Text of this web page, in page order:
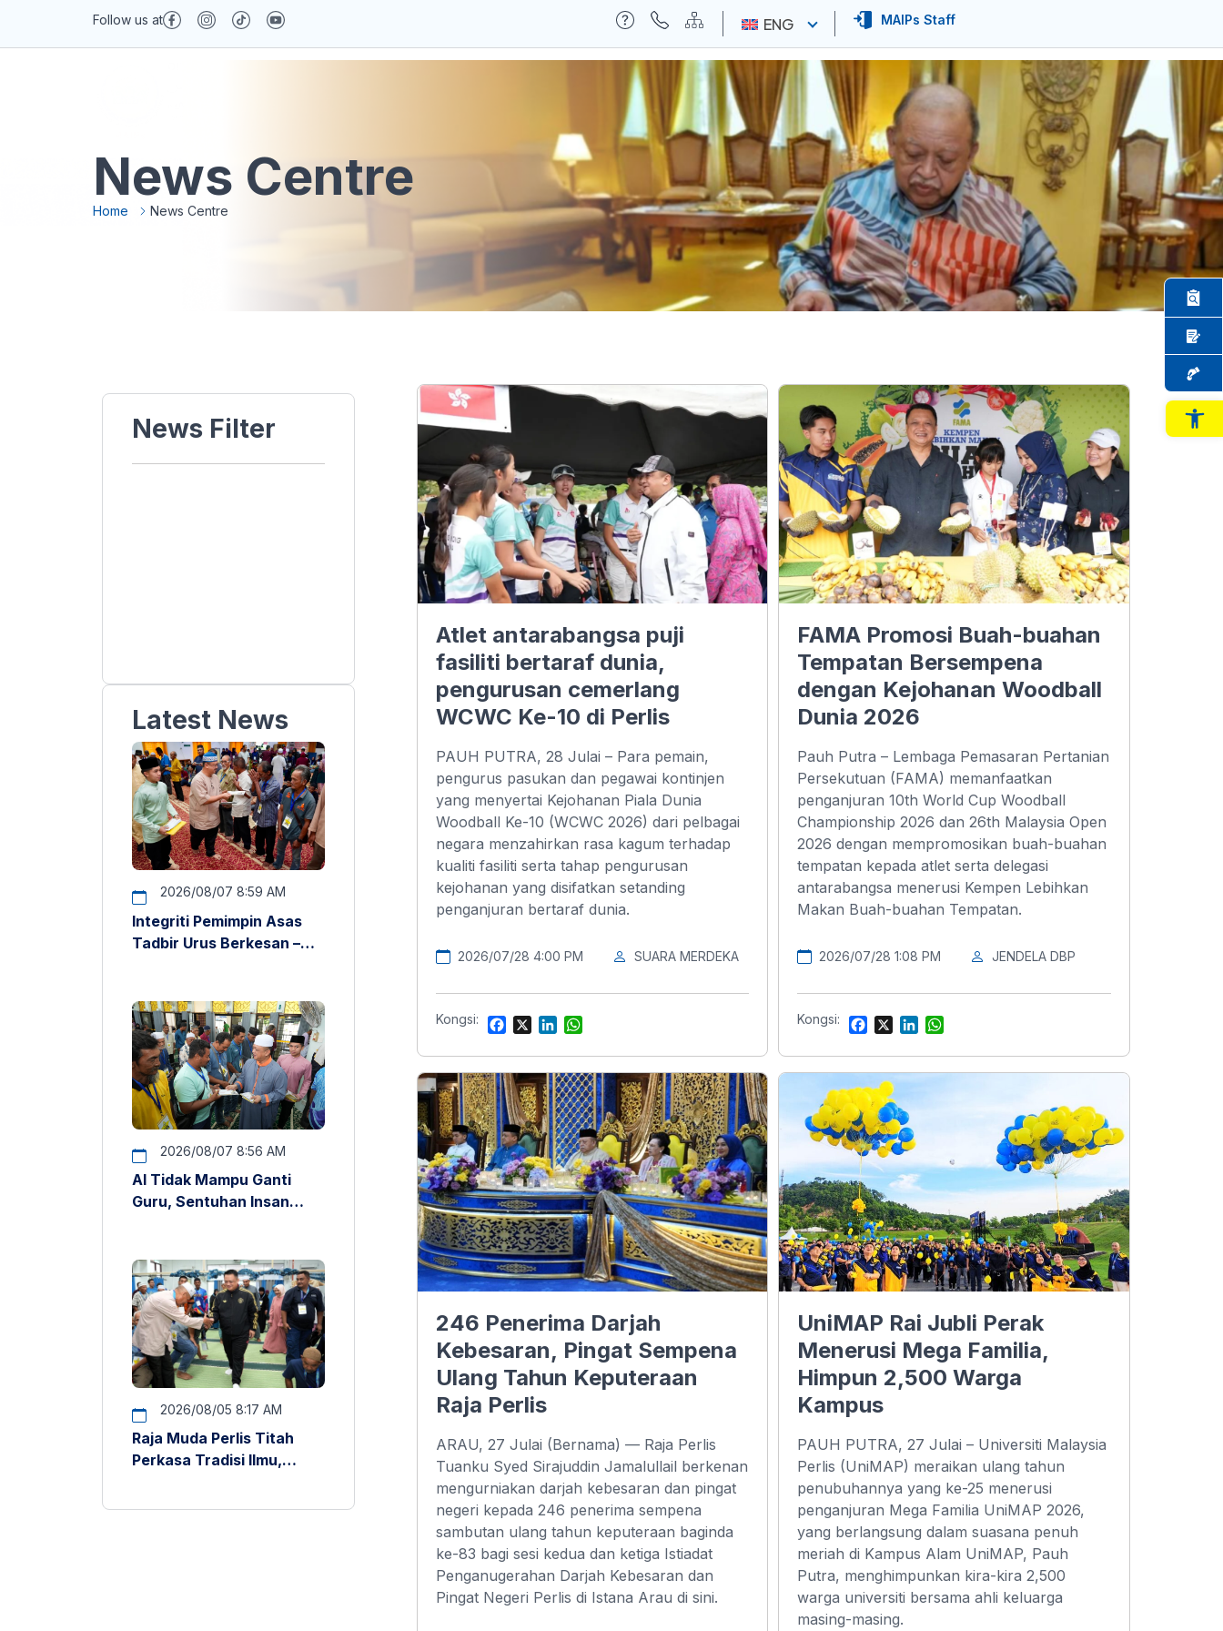
Follow us at ENG MAIPs Staff
About MAIPs Contact Us
News Centre
Home News Centre
News Filter
Latest News
2026/08/07 8:59 AM
Integriti Pemimpin Asas
Tadbir Urus Berkesan –
2026/08/07 8:56 AM
AI Tidak Mampu Ganti
Guru, Sentuhan Insan
2026/08/05 8:17 AM
Raja Muda Perlis Titah
Perkasa Tradisi Ilmu,
Atlet antarabangsa puji
fasiliti bertaraf dunia,
pengurusan cemerlang
WCWC Ke-10 di Perlis
PAUH PUTRA, 28 Julai – Para pemain,
pengurus pasukan dan pegawai kontinjen
yang menyertai Kejohanan Piala Dunia
Woodball Ke-10 (WCWC 2026) dari pelbagai
negara menzahirkan rasa kagum terhadap
kualiti fasiliti serta tahap pengurusan
kejohanan yang disifatkan setanding
penganjuran bertaraf dunia.
2026/07/28 4:00 PM SUARA MERDEKA
Kongsi:
F
c
e
b
o
o
k
X
L
n
k
e
d
I
n
W
a
t
s
A
p
p
FAMA Promosi Buah-buahan
Tempatan Bersempena
dengan Kejohanan Woodball
Dunia 2026
Pauh Putra – Lembaga Pemasaran Pertanian
Persekutuan (FAMA) memanfaatkan
penganjuran 10th World Cup Woodball
Championship 2026 dan 26th Malaysia Open
2026 dengan mempromosikan buah-buahan
tempatan kepada atlet serta delegasi
antarabangsa menerusi Kempen Lebihkan
Makan Buah-buahan Tempatan.
2026/07/28 1:08 PM JENDELA DBP
Kongsi:
F
c
e
b
o
o
k
X
L
n
k
a
t
246 Penerima Darjah
Kebesaran, Pingat Sempena
Ulang Tahun Keputeraan
Raja Perlis
ARAU, 27 Julai (Bernama) — Raja Perlis
Tuanku Syed Sirajuddin Jamalullail berkenan
mengurniakan darjah kebesaran dan pingat
negeri kepada 246 penerima sempena
sambutan ulang tahun keputeraan baginda
ke-83 bagi sesi kedua dan ketiga Istiadat
Penganugerahan Darjah Kebesaran dan
Pingat Negeri Perlis di Istana Arau di sini.
UniMAP Rai Jubli Perak
Menerusi Mega Familia,
Himpun 2,500 Warga
Kampus
PAUH PUTRA, 27 Julai – Universiti Malaysia
Perlis (UniMAP) meraikan ulang tahun
penubuhannya yang ke-25 menerusi
penganjuran Mega Familia UniMAP 2026,
yang berlangsung dalam suasana penuh
meriah di Kampus Alam UniMAP, Pauh
Putra, menghimpunkan kira-kira 2,500
warga universiti bersama ahli keluarga
masing-masing.